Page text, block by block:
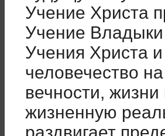
Учение Христа
Учение
Учения Христа
человечество
вечности,
жизненную
раздвигает